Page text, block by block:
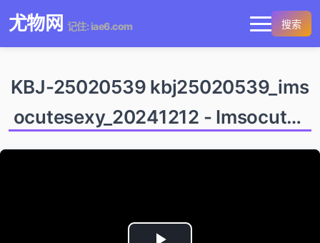
尤物网 记住: iae6.com 搜索
KBJ-25020539 kbj25020539_ims
ocutesexy_20241212 - Imsocutes
exy